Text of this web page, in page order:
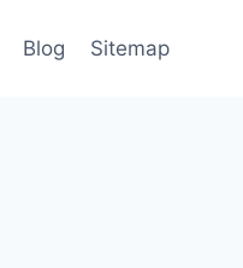
Blog Sitemap